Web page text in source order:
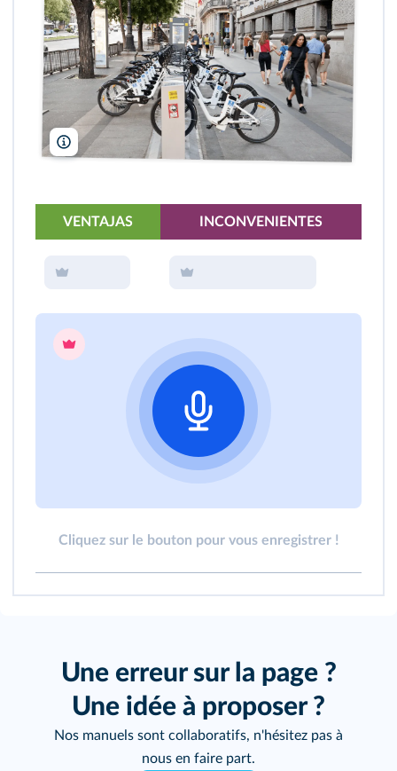
angel manzano/Alamy
VENTAJAS INCONVENIENTES
Cliquez sur le bouton pour vous enregistrer !
Une erreur sur la page ?
Une idée à proposer ?
Nos manuels sont collaboratifs, n'hésitez pas à
nous en faire part.